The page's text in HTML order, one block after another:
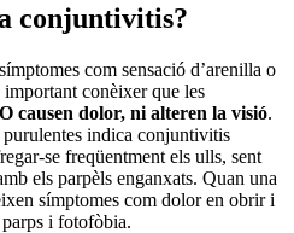
conjuntivitis?
com sensació d’arenilla o
conèixer que les
causen dolor, ni alteren la visió.
purulentes indica conjuntivitis
se freqüentment els ulls, sent
els parpèls enganxats. Quan una
símptomes com dolor en obrir i
i fotofòbia.